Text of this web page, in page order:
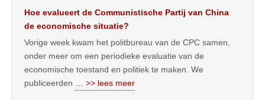
Hoe evalueert de Communistische Partij van China
de economische situatie?
Vorige week kwam het politbureau van de CPC samen,
onder meer om een periodieke evaluatie van de
economische toestand en politiek te maken. We
publiceerden
… >> lees meer